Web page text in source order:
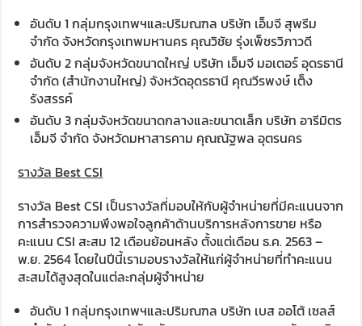
อันดับ 1 กลุ่มกรุงเทพฯและปริมณฑล บริษัท เอ็มจี สุพรีม
จำกัด จังหวัดกรุงเทพมหานคร คุณวิชัย รุ่งเพ็ชรวิภาวดี
อันดับ 2 กลุ่มจังหวัดขนาดใหญ่ บริษัท เอ็มจี มอเตอร์ อุดรธานี
จำกัด (สำนักงานใหญ่) จังหวัดอุดรธานี คุณวีรพงษ์ เต็ง
รังสรรค์
อันดับ 3 กลุ่มจังหวัดขนาดกลางและขนาดเล็ก บริษัท อารีมิตร
เอ็มจี จำกัด จังหวัดมหาสารคาม คุณณัฐพล อุตรนคร
รางวัล Best CSI
รางวัล Best CSI เป็นรางวัลที่มอบให้กับผู้จำหน่ายที่มีคะแนนจาก
การสำรวจความพึงพอใจลูกค้าด้านบริการหลังการขาย หรือ
คะแนน CSI สะสม 12 เดือนย้อนหลัง ตั้งแต่เดือน ธ.ค. 2563 –
พ.ย. 2564 โดยในปีนี้เรามอบรางวัลให้แก่ผู้จำหน่ายที่ทำคะแนน
สะสมได้สูงสุดในแต่ละกลุ่มผู้จำหน่าย
อันดับ 1 กลุ่มกรุงเทพฯและปริมณฑล บริษัท เบส ออโต้ เซลส์